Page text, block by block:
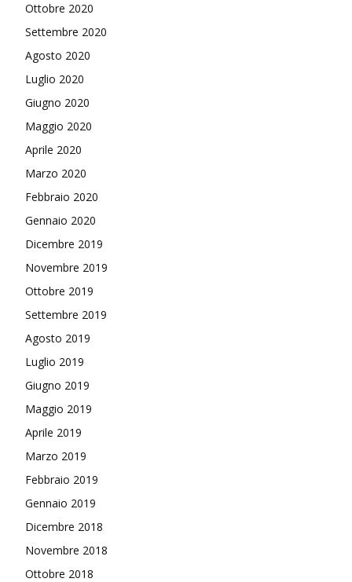
Ottobre 2020
Settembre 2020
Agosto 2020
Luglio 2020
Giugno 2020
Maggio 2020
Aprile 2020
Marzo 2020
Febbraio 2020
Gennaio 2020
Dicembre 2019
Novembre 2019
Ottobre 2019
Settembre 2019
Agosto 2019
Luglio 2019
Giugno 2019
Maggio 2019
Aprile 2019
Marzo 2019
Febbraio 2019
Gennaio 2019
Dicembre 2018
Novembre 2018
Ottobre 2018